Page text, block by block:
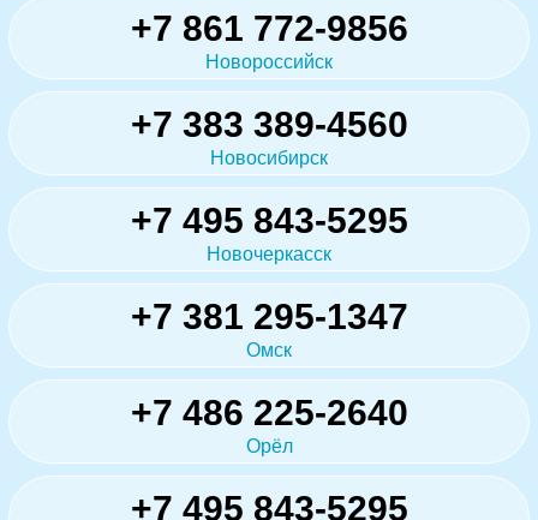
+7 861 772-9856
Новороссийск
+7 383 389-4560
Новосибирск
+7 495 843-5295
Новочеркасск
+7 381 295-1347
Омск
+7 486 225-2640
Орёл
+7 495 843-5295